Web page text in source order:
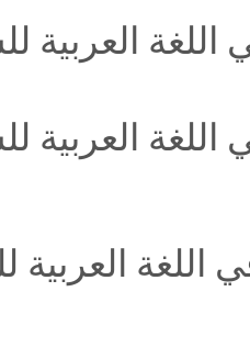
اللغة العربية
اللغة العربية
اللغة